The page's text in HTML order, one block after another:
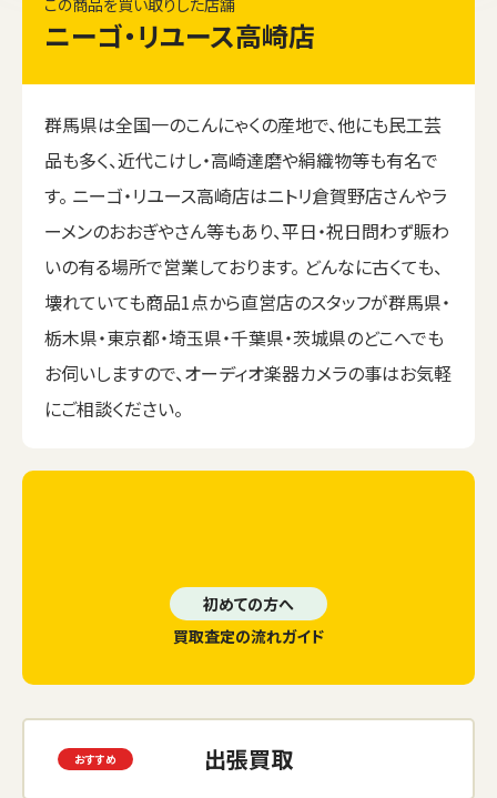
この商品を買い取りした店舗
ニーゴ・リユース高崎店
群馬県は全国一のこんにゃくの産地で、他にも民工芸
品も多く、近代こけし・高崎達磨や絹織物等も有名で
す。 ニーゴ・リユース高崎店はニトリ倉賀野店さんやラ
ーメンのおおぎやさん等もあり、平日・祝日問わず賑わ
いの有る場所で営業しております。 どんなに古くても、
壊れていても商品1点から直営店のスタッフが群馬県・
栃木県・東京都・埼玉県・千葉県・茨城県のどこへでも
お伺いしますので、オーディオ楽器カメラの事はお気軽
にご相談ください。
初めての方へ
買取査定の流れガイド
出張買取